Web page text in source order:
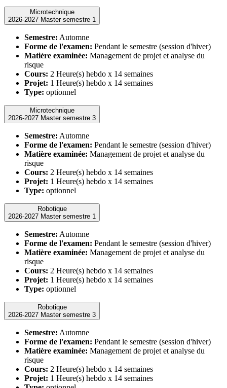
Microtechnique
2026-2027 Master semestre 1
Semestre: Automne
Forme de l'examen: Pendant le semestre (session d'hiver)
Matière examinée: Management de projet et analyse du
risque
Cours: 2 Heure(s) hebdo x 14 semaines
Projet: 1 Heure(s) hebdo x 14 semaines
Type: optionnel
Microtechnique
2026-2027 Master semestre 3
Semestre: Automne
Forme de l'examen: Pendant le semestre (session d'hiver)
Matière examinée: Management de projet et analyse du
risque
Cours: 2 Heure(s) hebdo x 14 semaines
Projet: 1 Heure(s) hebdo x 14 semaines
Type: optionnel
Robotique
2026-2027 Master semestre 1
Semestre: Automne
Forme de l'examen: Pendant le semestre (session d'hiver)
Matière examinée: Management de projet et analyse du
risque
Cours: 2 Heure(s) hebdo x 14 semaines
Projet: 1 Heure(s) hebdo x 14 semaines
Type: optionnel
Robotique
2026-2027 Master semestre 3
Semestre: Automne
Forme de l'examen: Pendant le semestre (session d'hiver)
Matière examinée: Management de projet et analyse du
risque
Cours: 2 Heure(s) hebdo x 14 semaines
Projet: 1 Heure(s) hebdo x 14 semaines